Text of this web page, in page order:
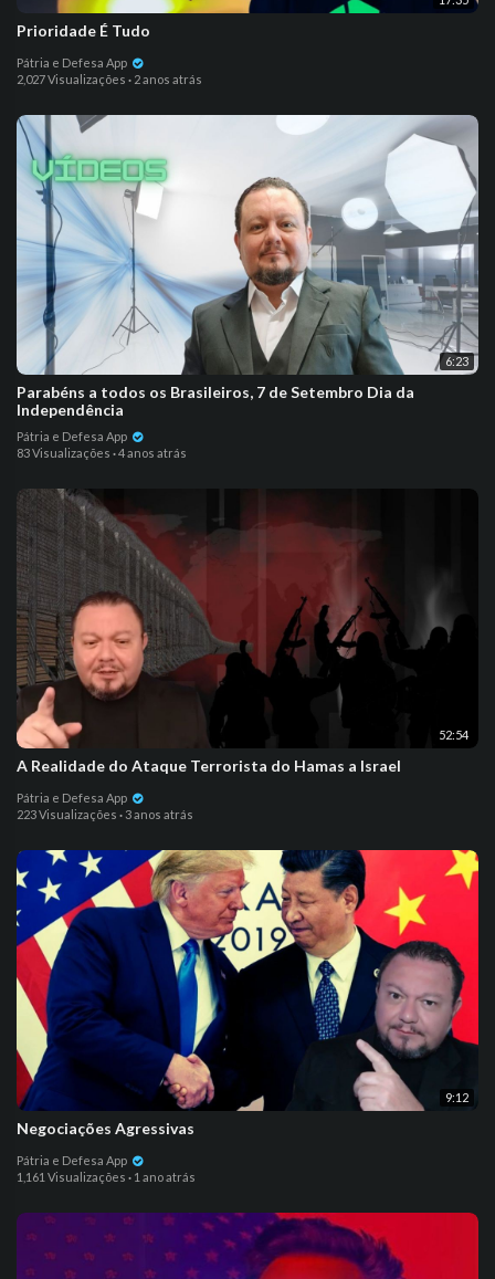
Prioridade É Tudo
Pátria e Defesa App
2,027 Visualizações · 2 anos atrás
6:23
Parabéns a todos os Brasileiros, 7 de Setembro Dia da
Independência
Pátria e Defesa App
83 Visualizações ·4 anos atrás
52:54
A Realidade do Ataque Terrorista do Hamas a Israel
Pátria e Defesa App
223 Visualizações · 3 anos atrás
9:12
Negociações Agressivas
Pátria e Defesa App
1,161 Visualizações · 1 ano atrás